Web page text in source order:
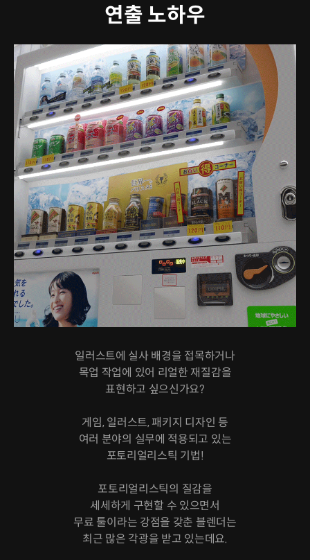
연출 노하우
일러스트에 실사 배경을 접목하거나
목업 작업에 있어 리얼한 재질감을
표현하고 싶으신가요?
게임, 일러스트, 패키지 디자인 등
여러 분야의 실무에 적용되고 있는
포토리얼리스틱 기법!
포토리얼리스틱의 질감을
세세하게 구현할 수 있으면서
무료 툴이라는 강점을 갖춘 블렌더는
최근 많은 각광을 받고 있는데요.